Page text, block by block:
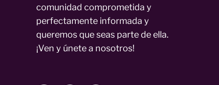
comunidad comprometida y
perfectamente informada y
queremos que seas parte de ella.
¡Ven y únete a nosotros!